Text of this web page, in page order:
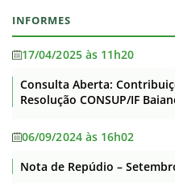
INFORMES
17/04/2025 às 11h20
Consulta Aberta:
Resolução CONSUP/IF
06/09/2024 às 16h02
Nota de Repúdio –